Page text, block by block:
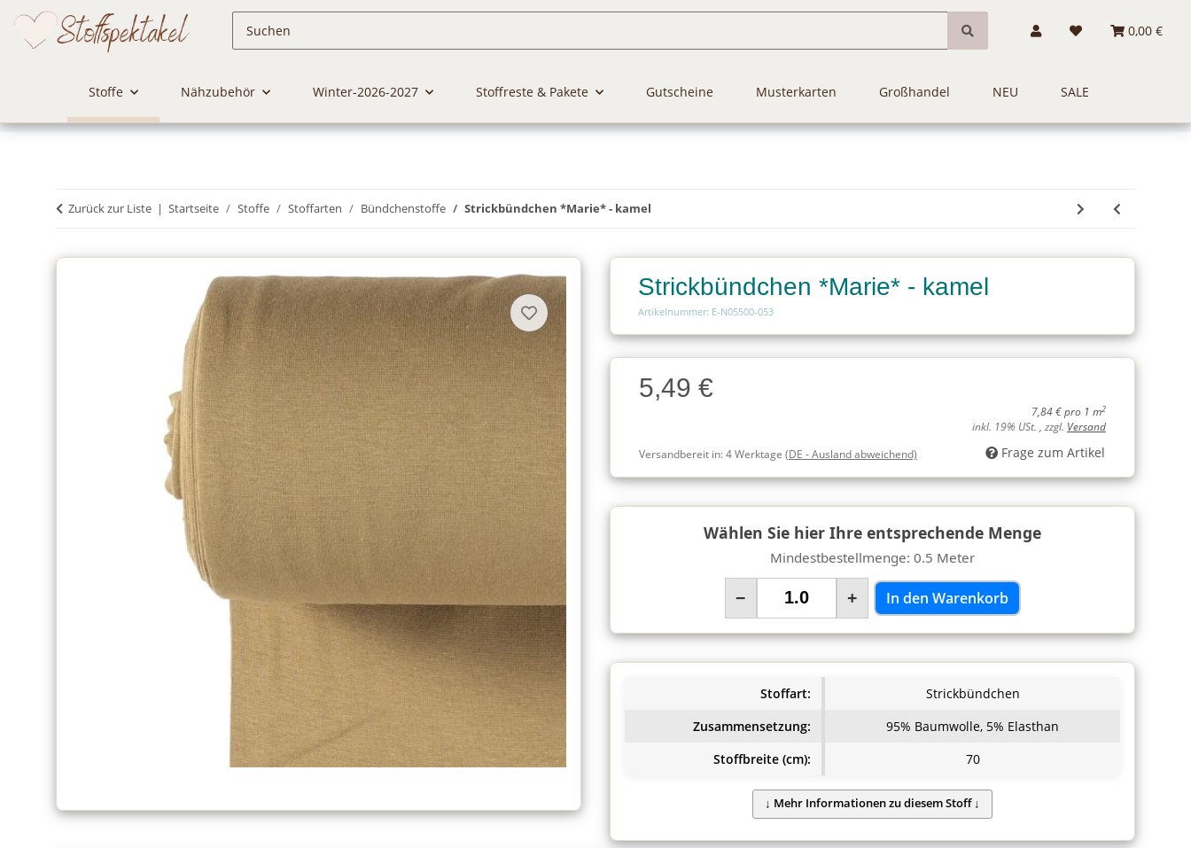
0,00 €
Stoffe Nähzubehör Winter-2026-2027 Stoffreste & Pakete Gutscheine Musterkarten Großhandel NEU SALE
Zurück zur Liste Startseite Stoffe Stoffarten Bündchenstoffe Strickbündchen *Marie* - kamel
Strickbündchen *Marie* - kamel
Artikelnummer: E-N05500-053
Charge
Charge5,49 €
7,84 € pro 1 m2
inkl. 19% USt. , zzgl. Versand
Versandbereit in:4 Werktage (DE - Ausland abweichend) Frage zum Artikel
Wählen Sie hier Ihre entsprechende Menge
Mindestbestellmenge: 0.5 Meter
− + In den Warenkorb
Stoffart:
Strickbündchen
Zusammensetzung:
95% Baumwolle, 5% Elasthan
Stoffbreite (cm):
70